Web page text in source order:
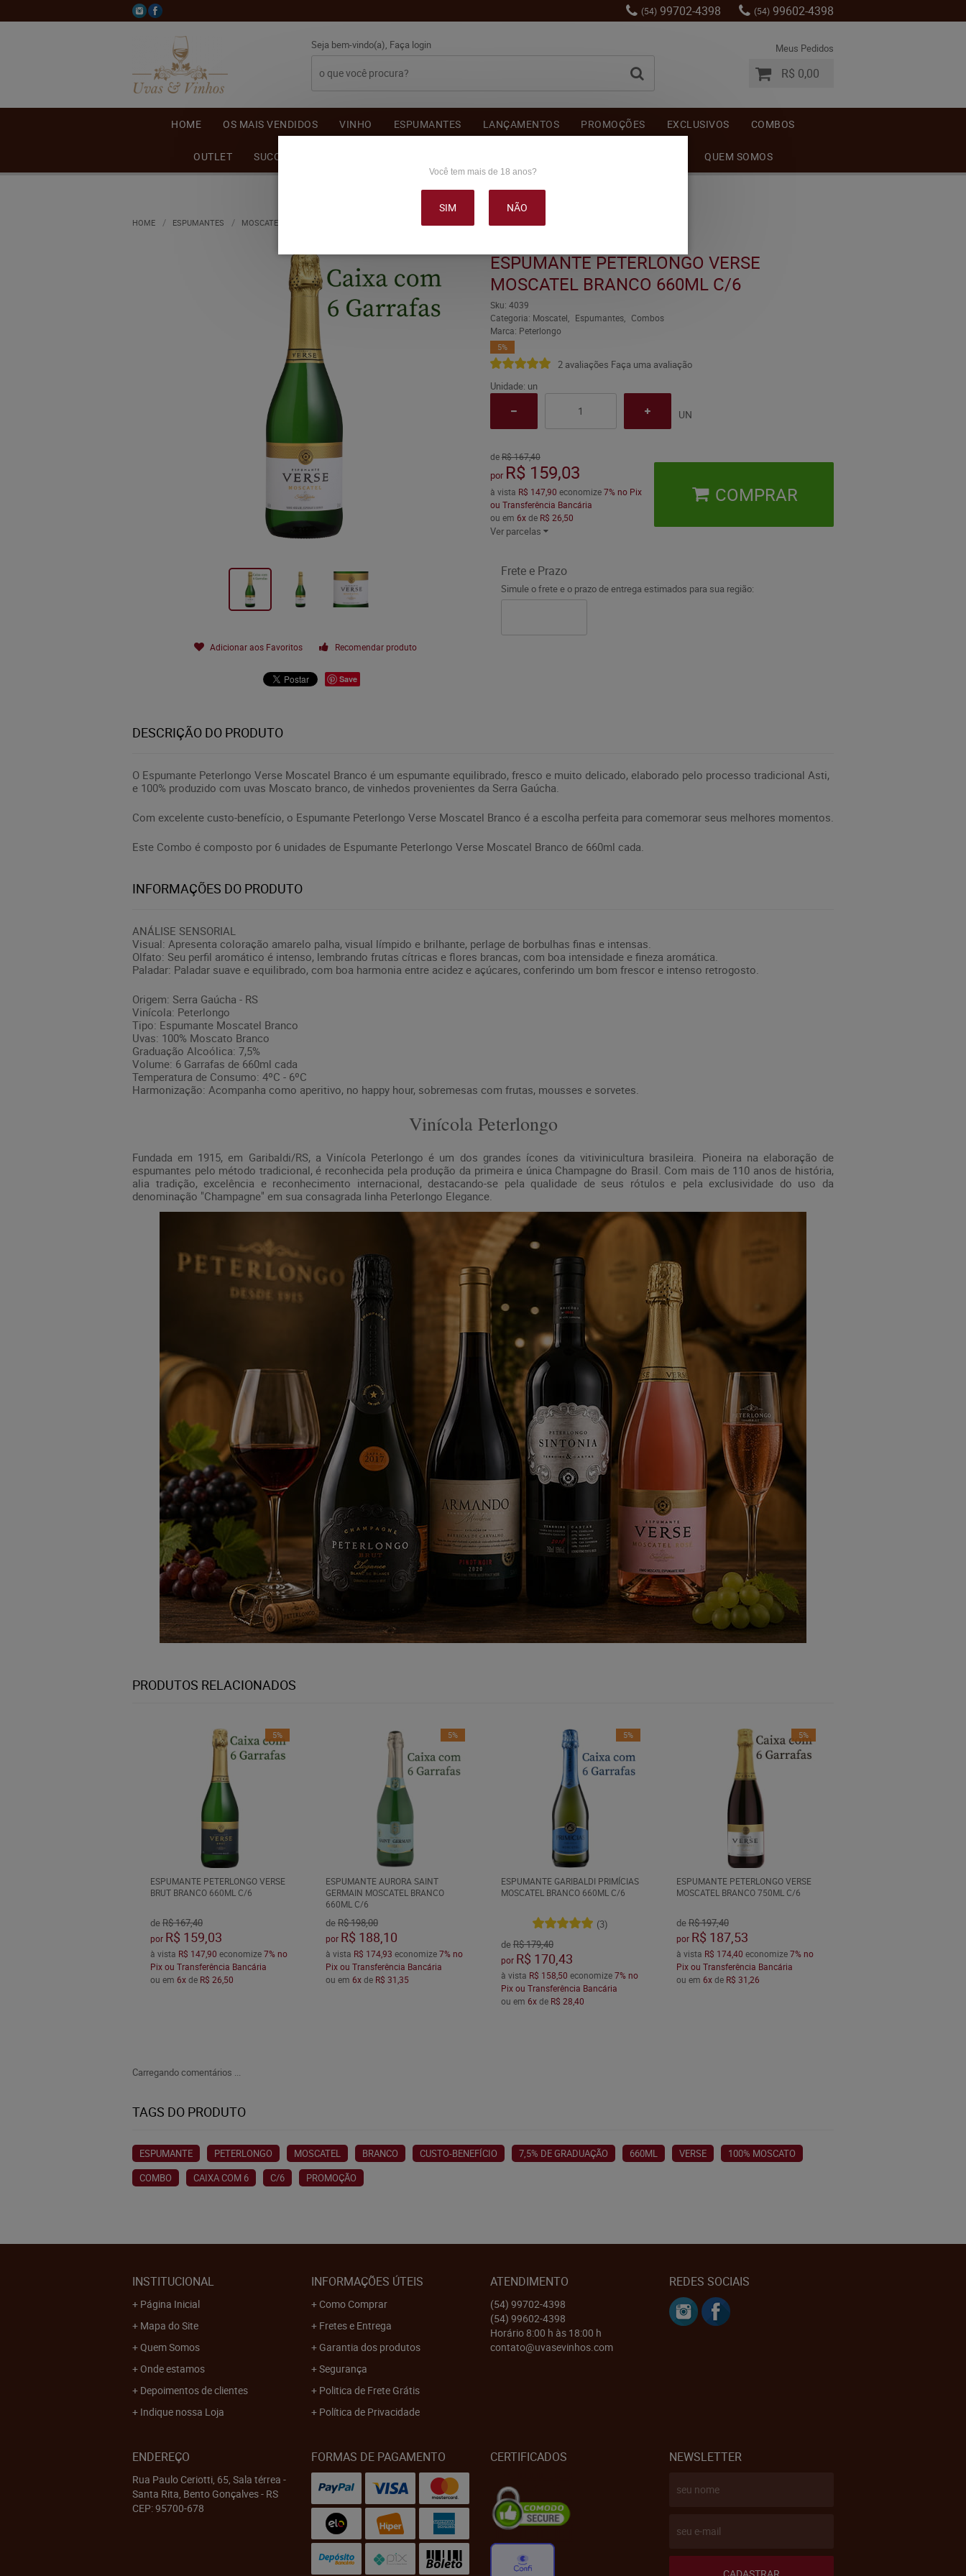
(54) 99702-4398 (54) 99602-4398
Seja bem-vindo(a), Faça login Meus Pedidos
R$ 0,00
HOME OS MAIS VENDIDOS VINHO ESPUMANTES LANÇAMENTOS PROMOÇÕES EXCLUSIVOS COMBOS
OUTLET SUCO DE UVA QUEM SOMOS
HOME ESPUMANTES MOSCATEL ESPUMANTE PETERLONGO VERSE MOSCATEL BRANCO 660ML C/6
Adicionar aos Favoritos Recomendar produto
Save
ESPUMANTE PETERLONGO VERSE
MOSCATEL BRANCO 660ML C/6
Sku: 4039
Categoria: Moscatel Espumantes
Combos
Marca: Peterlongo
5%
2 avaliações Faça uma avaliação
Unidade: un
UN
de R$ 167,40
por R$ 159,03
à vista R$ 147,90 economize7% no Pix
ou Transferência Bancária
ou em 6xde R$ 26,50
Ver parcelas
COMPRAR
Frete e Prazo
Simule o frete e o prazo de entrega estimados para sua região:
DESCRIÇÃO DO PRODUTO
O Espumante Peterlongo Verse Moscatel Branco é um espumante equilibrado, fresco e muito delicado, elaborado pelo processo tradicional Asti,
e 100% produzido com uvas Moscato branco, de vinhedos provenientes da Serra Gaúcha.
Com excelente custo-benefício, o Espumante Peterlongo Verse Moscatel Branco é a escolha perfeita para comemorar seus melhores momentos.
Este Combo é composto por 6 unidades de Espumante Peterlongo Verse Moscatel Branco de 660ml cada.
INFORMAÇÕES DO PRODUTO
ANÁLISE SENSORIAL
Visual: Apresenta coloração amarelo palha, visual límpido e brilhante, perlage de borbulhas finas e intensas.
Olfato: Seu perfil aromático é intenso, lembrando frutas cítricas e flores brancas, com boa intensidade e fineza aromática.
Paladar: Paladar suave e equilibrado, com boa harmonia entre acidez e açúcares, conferindo um bom frescor e intenso retrogosto.
Origem: Serra Gaúcha - RS
Vinícola: Peterlongo
Tipo: Espumante Moscatel Branco
Uvas: 100% Moscato Branco
Graduação Alcoólica: 7,5%
Volume: 6 Garrafas de 660ml cada
Temperatura de Consumo: 4ºC - 6ºC
Harmonização: Acompanha como aperitivo, no happy hour, sobremesas com frutas, mousses e sorvetes.
Vinícola Peterlongo
Fundada em 1915, em Garibaldi/RS, a Vinícola Peterlongo é um dos grandes ícones da vitivinicultura brasileira. Pioneira na elaboração de
espumantes pelo método tradicional, é reconhecida pela produção da primeira e única Champagne do Brasil. Com mais de 110 anos de história,
alia tradição, excelência e reconhecimento internacional, destacando-se pela qualidade de seus rótulos e pela exclusividade do uso da
denominação "Champagne" em sua consagrada linha Peterlongo Elegance.
PRODUTOS RELACIONADOS
5%
ESPUMANTE PETERLONGO VERSE
BRUT BRANCO 660ML C/6
deR$ 167,40
por R$ 159,03
à vista R$ 147,90 economize7% no
Pix ou Transferência Bancária
ou em 6xde R$ 26,50
5%
ESPUMANTE AURORA SAINT
GERMAIN MOSCATEL BRANCO
660ML C/6
deR$ 198,00
por R$ 188,10
à vista R$ 174,93 economize7% no
Pix ou Transferência Bancária
ou em 6xde R$ 31,35
5%
ESPUMANTE GARIBALDI PRIMÍCIAS
MOSCATEL BRANCO 660ML C/6
(3)
deR$ 179,40
por R$ 170,43
à vista R$ 158,50 economize7% no
Pix ou Transferência Bancária
ou em 6xde R$ 28,40
5%
ESPUMANTE PETERLONGO VERSE
MOSCATEL BRANCO 750ML C/6
deR$ 197,40
por R$ 187,53
à vista R$ 174,40 economize7% no
Pix ou Transferência Bancária
ou em 6xde R$ 31,26
Carregando comentários ...
TAGS DO PRODUTO
ESPUMANTE PETERLONGO MOSCATEL BRANCO CUSTO-BENEFÍCIO 7,5% DE GRADUAÇÃO 660ML VERSE
100% MOSCATO
COMBO
CAIXA COM 6 C/6 PROMOÇÃO
INSTITUCIONAL
Página Inicial
Mapa do Site
Quem Somos
Onde estamos
Depoimentos de clientes
Indique nossa Loja
INFORMAÇÕES ÚTEIS
Como Comprar
Fretes e Entrega
Garantia dos produtos
Segurança
Politica de Frete Grátis
Política de Privacidade
ATENDIMENTO
(54) 99702-4398
(54) 99602-4398
Horário 8:00 h às 18:00 h
contato@uvasevinhos.com
REDES SOCIAIS
ENDEREÇO
Rua Paulo Ceriotti, 65, Sala térrea -
Santa Rita, Bento Gonçalves- RS
CEP: 95700-678
FORMAS DE PAGAMENTO CERTIFICADOS NEWSLETTER
Você tem mais de 18 anos?
SIM NÃO